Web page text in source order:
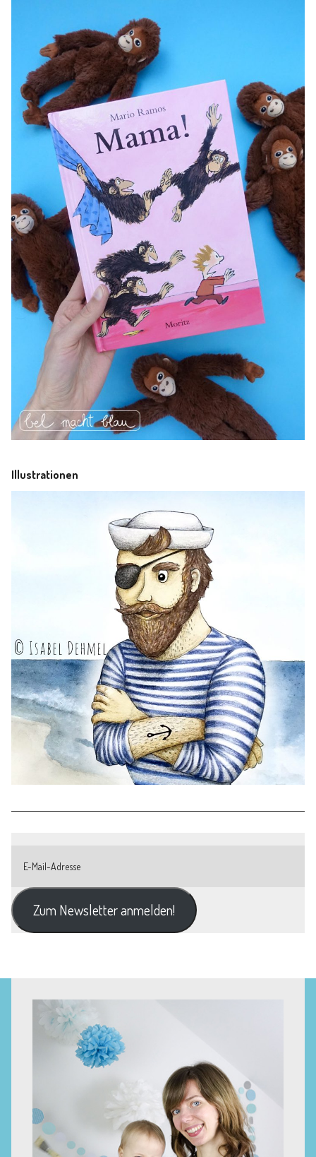
Illustrationen
Zum Newsletter anmelden!